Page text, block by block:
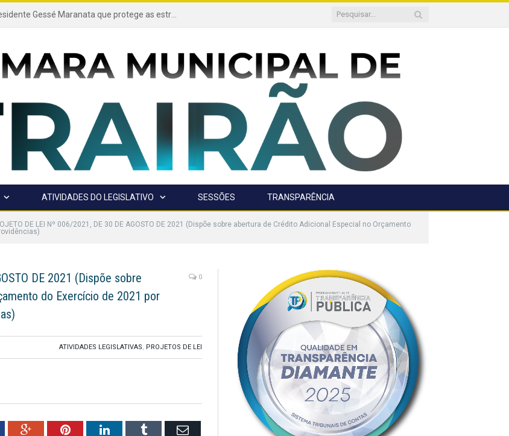
Projeto de autoria do presidente Gessé Maranata que protege as estradas vicinais de Trairão é transformado em lei
ATIVIDADES DO LEGISLATIVO SESSÕES TRANSPARÊNCIA
DE LEI Nº 006/2021, DE 30 DE AGOSTO DE 2021 (Dispõe sobre abertura de Crédito Adicional Especial no Orçamento
DE 2021 (Dispõe sobre
do Exercício de 2021 por
0
ATIVIDADES LEGISLATIVAS, PROJETOS DE LEI
Google+PinterestLinkedInTumblr Email